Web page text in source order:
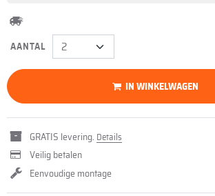
AANTAL
IN WINKELWAGEN
GRATIS levering. Details
Veilig betalen
Eenvoudige montage